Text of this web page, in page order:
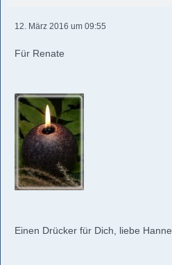
12. März 2016 um 09:55
Für Renate
Einen Drücker für Dich, liebe Hanne.